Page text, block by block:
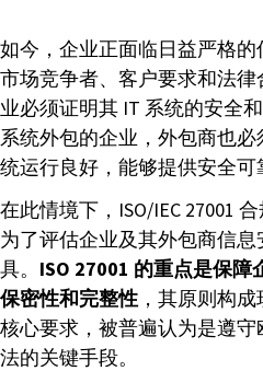
如今，企业正面临日益严格的
市场竞争者、客户要求和法
业必须证明其 IT 系统的安全
系统外包的企业，外包商也
统运行良好，能够提供安全可
在此情境下，ISO/IEC 27001
为了评估企业及其外包商信
具。 ISO 27001 的重点是保障
保密性和完整性 ，其原则构
核心要求，被普遍认为是遵
法的关键手段。